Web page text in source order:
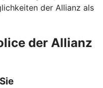
der Allianz als
der Allianz